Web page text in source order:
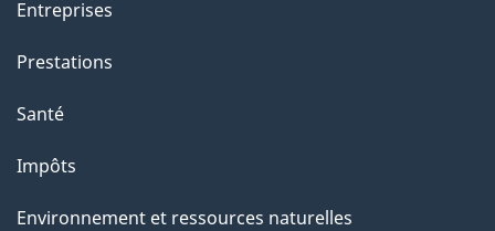
Entreprises
Prestations
Santé
Impôts
Environnement et ressources naturelles